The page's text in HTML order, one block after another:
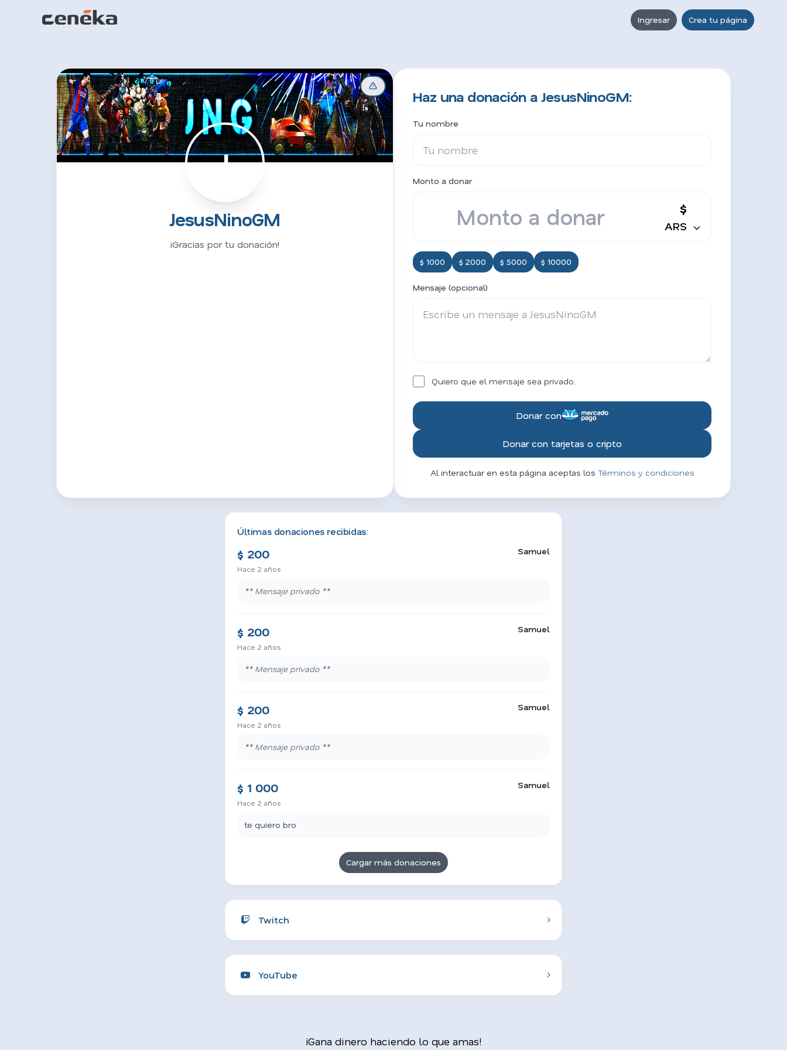
Ingresar Crea tu página
J
JesusNinoGM
¡Gracias por tu donación!
Haz una donación a JesusNinoGM:
Tu nombre
Monto a donar
$
ARS
$ 1000 $ 2000 $ 5000 $ 10000
Mensaje (opcional)
Quiero que el mensaje sea privado.
Donar con
Donar con tarjetas o cripto
Al interactuar en esta página aceptas los Términos y condiciones
Últimas donaciones recibidas:
$ 200
Hace 2 años
Samuel
** Mensaje privado **
$ 200
Hace 2 años
Samuel
** Mensaje privado **
$ 200
Hace 2 años
Samuel
** Mensaje privado **
$ 1 000
Hace 2 años
Samuel
te quiero bro
Cargar más donaciones
Twitch
YouTube
¡Gana dinero haciendo lo que amas!